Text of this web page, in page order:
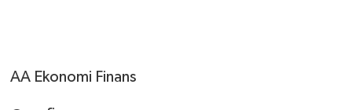
AA Ekonomi Finans